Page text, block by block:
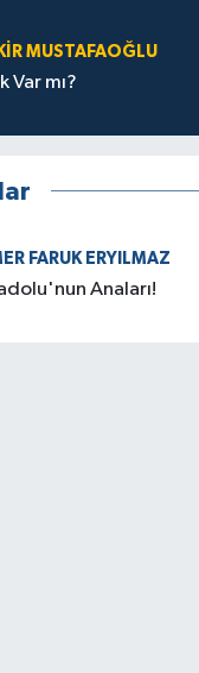
MUSTAFAOĞLU
Var mı?
FARUK ERYILMAZ
Anaları!